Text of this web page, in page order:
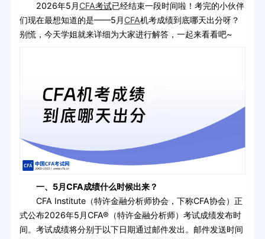
2026年5月 CFA考试已经结束一段时间啦！考完的小伙伴
们现在最想知道的是——5月 CFA机考成绩到底哪天出分呀？
别慌，今天学姐就来详细为大家进行解答，一起来看看吧~
一、5月CFA成绩什么时候出来？
CFA Institute（特许金融分析师协会，下称CFA协会）正
式公布2026年5月CFA®（特许金融分析师）考试成绩发布时
间。考试成绩将分别于以下日期通过邮件发出。邮件发送时间